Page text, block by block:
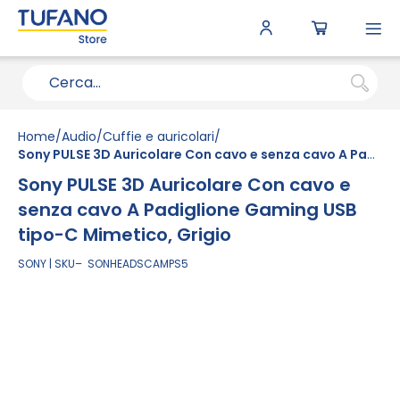
Home Audio Cuffie e auricolari
Sony PULSE 3D Auricolare Con cavo e senza cavo A Padiglione Gaming USB tipo-C Mimetico, Grigio
Sony PULSE 3D Auricolare Con cavo e
senza cavo A Padiglione Gaming USB
tipo-C Mimetico, Grigio
SONY SKU SONHEADSCAMPS5